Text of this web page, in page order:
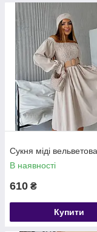
Умови для
✅ Відправлення без
✅Консультації та
✅Без ризиків
✅Зручно для тих
viber
Сукня міді
В наявності
610 ₴
Купити